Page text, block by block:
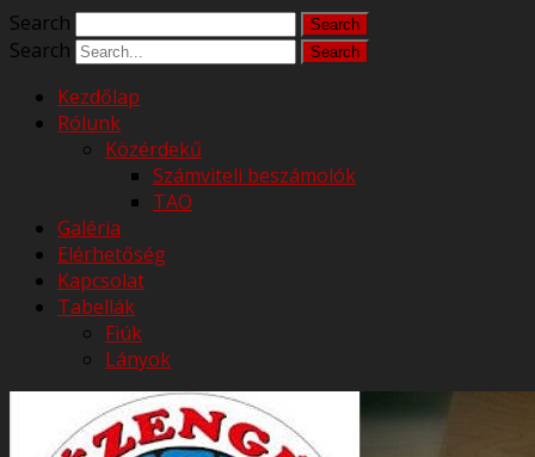
Search
Search
Kezdőlap
Rólunk
Közérdekű
Számviteli beszámolók
TAO
Galéria
Elérhetőség
Kapcsolat
Tabellák
Fiúk
Lányok